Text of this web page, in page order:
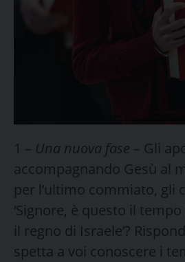
1 – Una nuova fase – Gli
accompagnando Gesù al
per l’ultimo commiato, gli
‘Signore, è questo il
il regno di Israele’?
spetta a voi conoscere i